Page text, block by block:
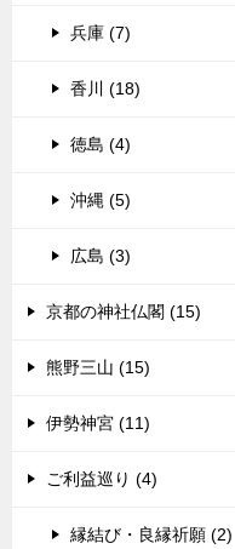
兵庫 (7)
香川 (18)
徳島 (4)
沖縄 (5)
広島 (3)
京都の神社仏閣 (15)
熊野三山 (15)
伊勢神宮 (11)
ご利益巡り (4)
縁結び・良縁祈願 (2)